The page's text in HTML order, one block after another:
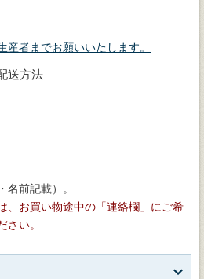
者までお願いいたします。
送方法
名前記載）。
、お買い物途中の「連絡欄」にご希
さい。